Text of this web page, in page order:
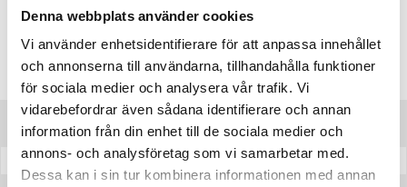
Denna webbplats använder cookies
Vi använder enhetsidentifierare för att anpassa innehållet
och annonserna till användarna, tillhandahålla funktioner
för sociala medier och analysera vår trafik. Vi
vidarebefordrar även sådana identifierare och annan
information från din enhet till de sociala medier och
annons- och analysföretag som vi samarbetar med.
Dessa kan i sin tur kombinera informationen med annan
Leverings- og returinformasjon
Lagre produktet
Produktbeskrivelse